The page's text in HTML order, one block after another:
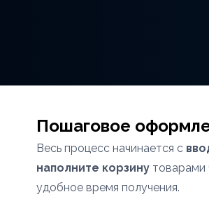
Пошаговое
Весь процесс начинается с
наполните корзину товарами
удобное время получения.